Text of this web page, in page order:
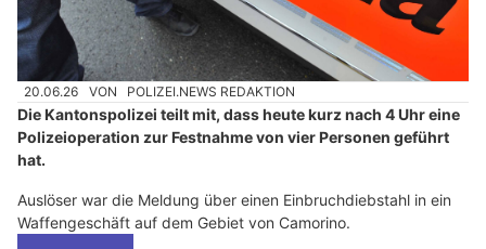
20.06.26 VON POLIZEI.NEWS REDAKTION
Die Kantonspolizei teilt mit, dass heute kurz nach 4 Uhr eine
Polizeioperation zur Festnahme von vier Personen geführt
hat.
Auslöser war die Meldung über einen Einbruchdiebstahl in ein
Waffengeschäft auf dem Gebiet von Camorino.